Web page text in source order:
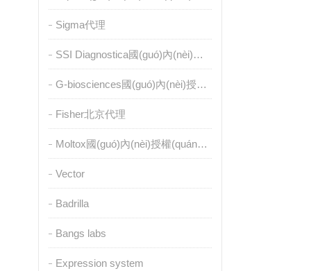
Sigma代理
SSI Diagnostica國(guó)內(nèi)授權(quán)代理
G-biosciences國(guó)內(nèi)授權(quán)代理
Fisher北京代理
Moltox國(guó)內(nèi)授權(quán)代理
Vector
Badrilla
Bangs labs
Expression system